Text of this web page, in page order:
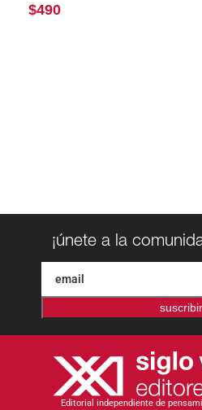
$490
¡únete a la
suscribir
Editorial independiente de